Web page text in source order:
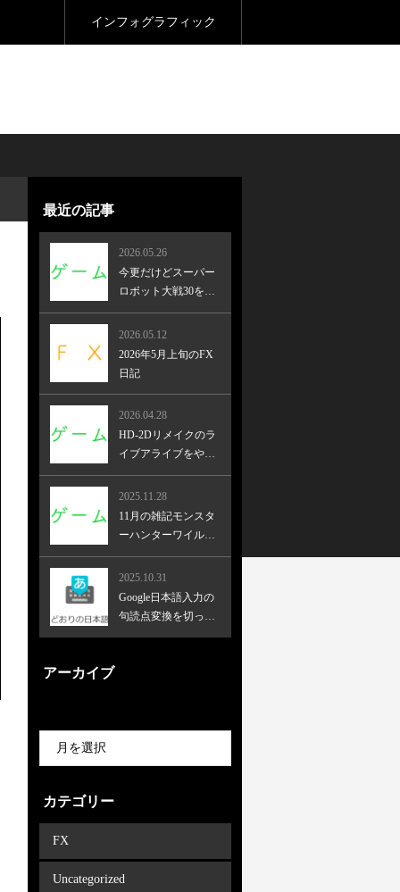
インフォグラフィック
最近の記事
2026.05.26
今更だけどスーパー
ロボット大戦30をク
リア！
2026.05.12
2026年5月上旬のFX
日記
2026.04.28
HD-2Dリメイクのラ
イブアライブをやっ
てみた！
2025.11.28
11月の雑記モンスタ
ーハンターワイルズ
とかゴーストオブヨ
ーテイとか
2025.10.31
Google日本語入力の
句読点変換を切った
ら効率が上がった
アーカイブ
カテゴリー
FX
Uncategorized